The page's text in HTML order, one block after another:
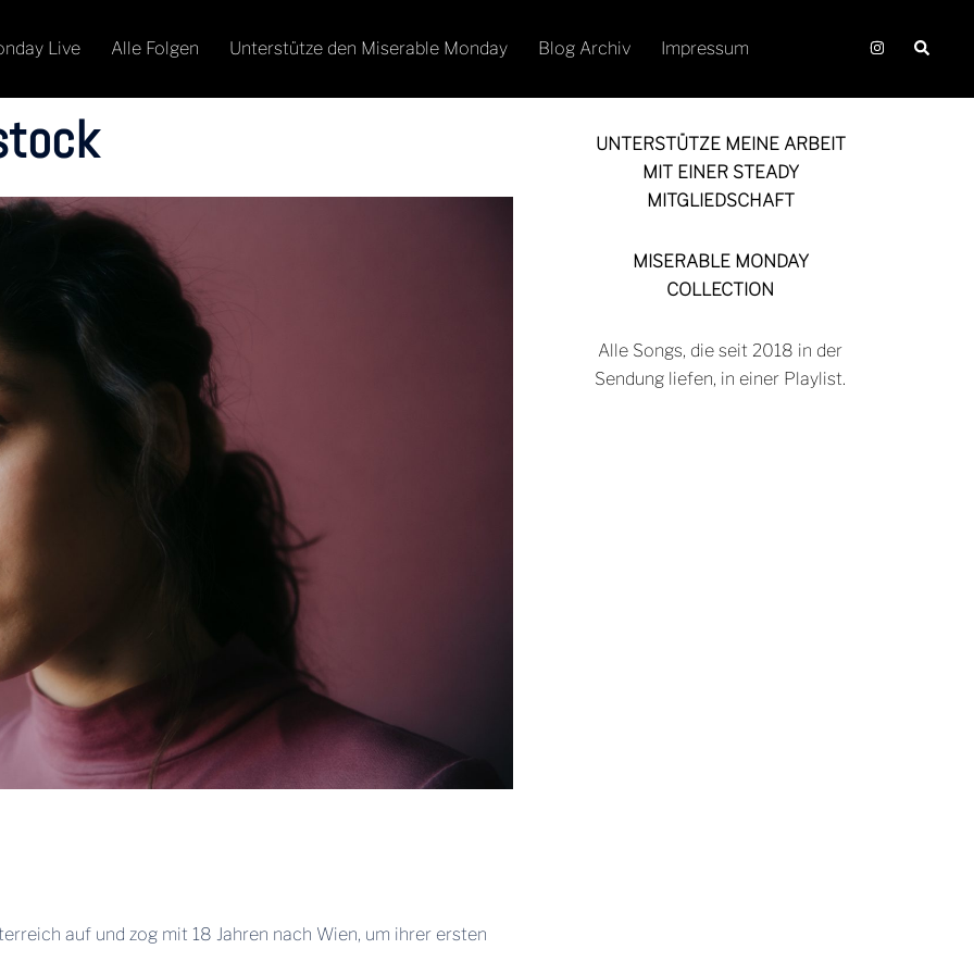
Live Alle Folgen Unterstütze den Miserable Monday Blog Archiv Impressum Suche
auf und zog mit 18 Jahren nach Wien, um ihrer ersten
UNTERSTÜTZE MEINE ARBEIT
MIT EINER STEADY
MITGLIEDSCHAFT
MISERABLE MONDAY
COLLECTION
Alle Songs, die seit 2018 in der
Sendung liefen, in einer Playlist.